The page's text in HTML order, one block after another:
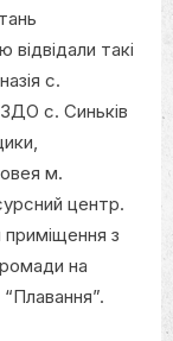
такі
с.
ЗДО с. Синьків
м.
центр.
приміщення з
на